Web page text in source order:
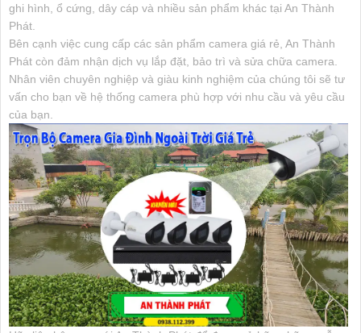
ghi hình, ổ cứng, dây cáp và nhiều sản phẩm khác tại An Thành
Phát.
Bên cạnh việc cung cấp các sản phẩm camera giá rẻ, An Thành
Phát còn đảm nhận dịch vụ lắp đặt, bảo trì và sửa chữa camera.
Nhân viên chuyên nghiệp và giàu kinh nghiệm của chúng tôi sẽ tư
vấn cho bạn về hệ thống camera phù hợp với nhu cầu và yêu cầu
của bạn.